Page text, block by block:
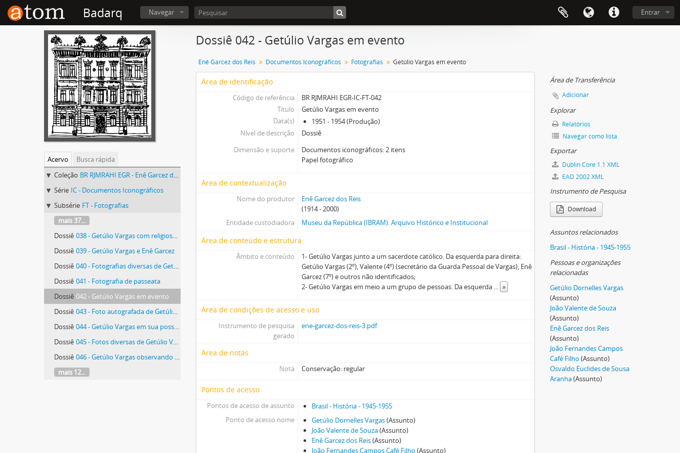
Badarq Navegar Entrar
Acervo
Busca rápida
Coleção BR RJMRAHI EGR - Enê Garcez dos Reis
Série IC - Documentos Iconográficos
Subsérie FT - Fotografias
mais 37...
Dossiê 038 - Getúlio Vargas com religiosos católicos
Dossiê 039 - Getúlio Vargas e Enê Garcez
Dossiê 040 - Fotografias diversas de Getúlio Vargas em um hidroavião e em um avião
Dossiê 041 - Fotografia de passeata
Dossiê 042 - Getúlio Vargas em evento
Dossiê 043 - Foto autografada de Getúlio Vargas
Dossiê 044 - Getúlio Vargas em sua posse, como Imortal, na Academia Brasileira de Letras (ABL)
Dossiê 045 - Fotos diversas de Getúlio Vargas visitando instalações industriais
Dossiê 046 - Getúlio Vargas observando uma produção de calçados
mais 12...
Dossiê 042 - Getúlio Vargas em evento
Enê Garcez dos Reis Documentos Iconográficos Fotografias Getúlio Vargas em evento
Área de identificação
Código de referência
BR RJMRAHI EGR-IC-FT-042
Título
Getúlio Vargas em evento
Data(s)
1951 - 1954 (Produção)
Nível de descrição
Dossiê
Dimensão e suporte
Documentos iconográficos: 2 itens
Papel fotográfico
Área de contextualização
Nome do produtor
Enê Garcez dos Reis
(1914 - 2000)
Entidade custodiadora
Museu da República (IBRAM). Arquivo Histórico e Institucional
Área de conteúdo e estrutura
Âmbito e conteúdo
1- Getúlio Vargas junto a um sacerdote católico. Da esquerda para direita:
Getúlio Vargas (2º), Valente (4º) (secretário da Guarda Pessoal de Vargas), Enê
Garcez (7º) e outros não identificados;
2- Getúlio Vargas em meio a um grupo de pessoas. Da esquerda ... »
Área de condições de acesso e uso
Instrumento de pesquisa
gerado
ene-garcez-dos-reis-3.pdf
Área de notas
Nota Conservação: regular
Pontos de acesso
Pontos de acesso de assunto
Brasil - História - 1945-1955
Ponto de acesso nome
Getúlio Dornelles Vargas(Assunto)
João Valente de Souza(Assunto)
Enê Garcez dos Reis(Assunto)
João Fernandes Campos Café Filho (Assunto)
Área de Transferência
Adicionar
Explorar
Relatórios
Navegar como lista
Exportar
Dublin Core 1.1 XML
EAD 2002 XML
Instrumento de Pesquisa
Download
Assuntos relacionados
Brasil - História - 1945-1955
Pessoas e organizações
relacionadas
Getúlio Dornelles Vargas
(Assunto)
João Valente de Souza
(Assunto)
Enê Garcez dos Reis
(Assunto)
João Fernandes Campos
Café Filho (Assunto)
Osvaldo Euclides de Sousa
Aranha(Assunto)